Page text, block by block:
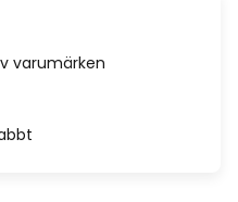
varumärken